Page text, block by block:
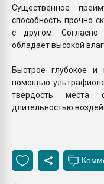
Существенное
способность прочно
с другом. Согласно
обладает высокой
Быстрое глубокое и
помощью
твердость места
длительностью